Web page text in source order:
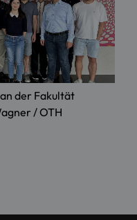
der Fakultät
/ OTH